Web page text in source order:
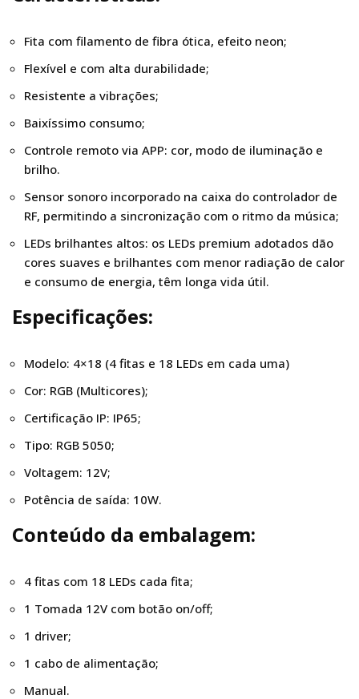
Fita com filamento de fibra ótica, efeito neon;
Flexível e com alta durabilidade;
Resistente a vibrações;
Baixíssimo consumo;
Controle remoto via APP: cor, modo de iluminação e
brilho.
Sensor sonoro incorporado na caixa do controlador de
RF, permitindo a sincronização com o ritmo da música;
LEDs brilhantes altos: os LEDs premium adotados dão
cores suaves e brilhantes com menor radiação de calor
e consumo de energia, têm longa vida útil.
Especificações:
Modelo: 4×18 (4 fitas e 18 LEDs em cada uma)
Cor: RGB (Multicores);
Certificação IP: IP65;
Tipo: RGB 5050;
Voltagem: 12V;
Potência de saída: 10W.
Conteúdo da embalagem:
4 fitas com 18 LEDs cada fita;
1 Tomada 12V com botão on/off;
1 driver;
1 cabo de alimentação;
Manual.